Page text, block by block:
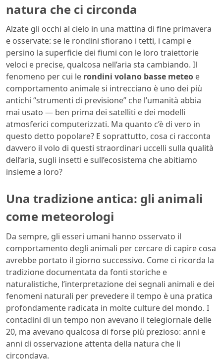
natura che ci circonda
Alzate gli occhi al cielo in una mattina di fine primavera
e osservate: se le rondini sfiorano i tetti, i campi e
persino la superficie dei fiumi con le loro traiettorie
veloci e precise, qualcosa nell’aria sta cambiando. Il
fenomeno per cui le rondini volano basse meteo e
comportamento animale si intrecciano è uno dei più
antichi “strumenti di previsione” che l’umanità abbia
mai usato — ben prima dei satelliti e dei modelli
atmosferici computerizzati. Ma quanto c’è di vero in
questo detto popolare? E soprattutto, cosa ci racconta
davvero il volo di questi straordinari uccelli sulla qualità
dell’aria, sugli insetti e sull’ecosistema che abitiamo
insieme a loro?
Una tradizione antica: gli animali
come meteorologi
Da sempre, gli esseri umani hanno osservato il
comportamento degli animali per cercare di capire cosa
avrebbe portato il giorno successivo. Come ci ricorda la
tradizione documentata da fonti storiche e
naturalistiche, l’interpretazione dei segnali animali e dei
fenomeni naturali per prevedere il tempo è una pratica
profondamente radicata in molte culture del mondo. I
contadini di un tempo non avevano il telegiornale delle
20, ma avevano qualcosa di forse più prezioso: anni e
anni di osservazione attenta della natura che li
circondava.